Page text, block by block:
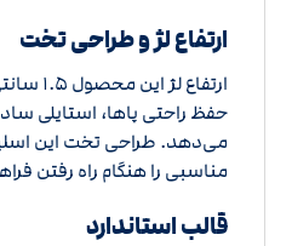
ارتفاع لژ و طراحی تخت
ارتفاع
حفظ راحتی پاها، استایلی
می‌دهد. طراحی تخت این
مناسبی را هنگام راه رفتن
قالب استاندارد